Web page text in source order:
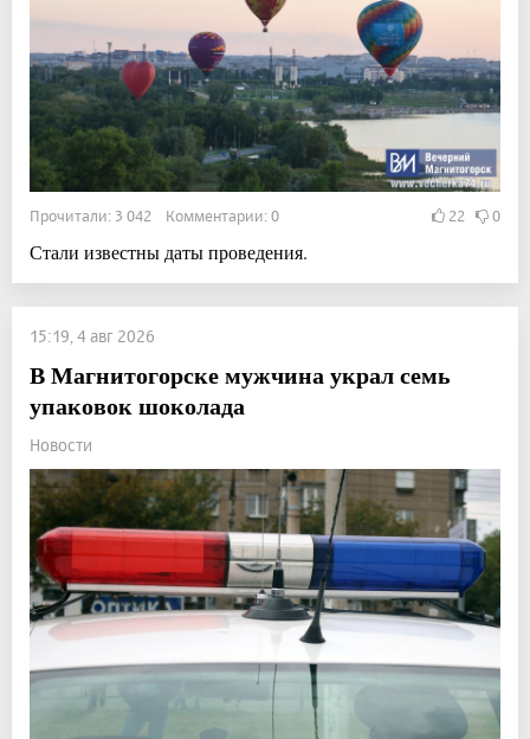
Прочитали: 3 042 Комментарии: 0 22 0
Стали известны даты проведения.
15:19, 4 авг 2026
В Магнитогорске мужчина украл семь
упаковок шоколада
Новости